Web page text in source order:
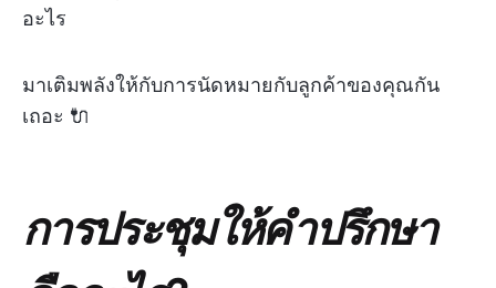
อะไร
มาเติมพลังให้กับการนัดหมายกับลูกค้าของคุณกัน
เถอะ 🔌
การประชุมให้คำปรึกษา